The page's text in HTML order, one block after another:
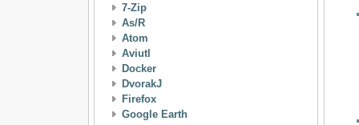
7-Zip
As/R
Atom
Aviutl
Docker
DvorakJ
Firefox
Google Earth